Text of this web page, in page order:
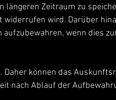
längeren Zeitraum zu
widerrufen wird. Darüber
wenn dies
können das
nach Ablauf der